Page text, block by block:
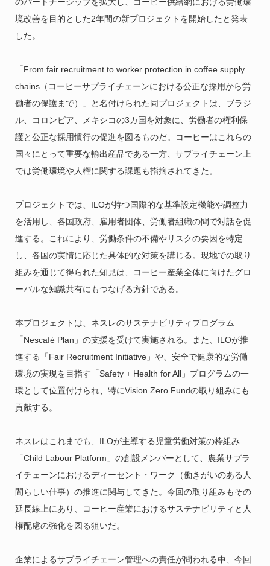
境改善を目的とした2年間の新プロジェクトを開始したと発表
した。
「From fair recruitment to worker protection in coffee supply
chains（コーヒーサプライチェーンにおける公正な採用から労
働者の保護まで）」と名付けられた同プロジェクトは、ブラジ
ル、コロンビア、メキシコの3カ国を対象に、労働者の権利保
護と公正な採用慣行の促進を図るものだ。コーヒーはこれらの
国々にとって重要な輸出産品である一方、サプライチェーン上
では労働環境や人権に関する課題も指摘されてきた。
プロジェクトでは、ILOが持つ国際的な基準設定機能や調整力
を活用し、各国政府、雇用者団体、労働者組織の間で対話を促
進する。これにより、労働条件の不備やリスクの要因を特定
し、各国の実情に応じた具体的な対策を講じる。現地での取り
組みを通じて得られた知見は、コーヒー産業全体に向けたグロ
ーバルな知識共有にもつなげる方針である。
本プロジェクトは、ネスレのサステナビリティプログラム
「Nescafé Plan」の支援を受けて実施される。また、ILOが推
進する「Fair Recruitment Initiative」や、安全で健康的な労働
環境の実現を目指す「Safety + Health for All」プログラムの一
環として位置付けられ、特にVision Zero Fundの取り組みにも
貢献する。
ネスレはこれまでも、ILOが主導する児童労働対策の枠組み
「Child Labour Platform」の創設メンバーとして、農業サプラ
イチェーンにおけるディーセント・ワーク（働きがいのある人
間らしい仕事）の推進に関与してきた。今回の取り組みもその
延長線上にあり、コーヒー産業におけるサステナビリティと人
権配慮の強化を図る狙いだ。
企業によるサプライチェーン管理への責任が問われる中、今回